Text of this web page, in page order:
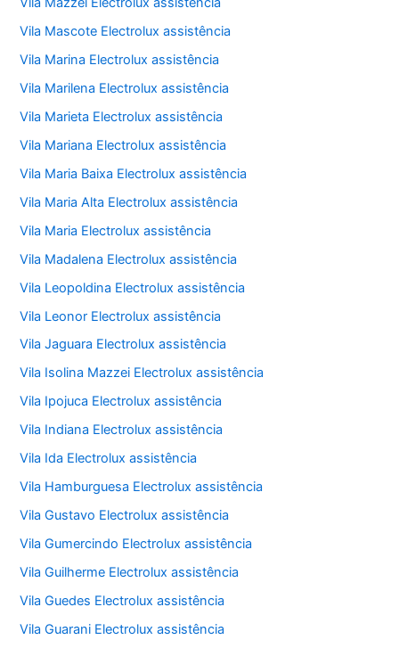
Vila Mascote Electrolux assistência
Vila Marina Electrolux assistência
Vila Marilena Electrolux assistência
Vila Marieta Electrolux assistência
Vila Mariana Electrolux assistência
Vila Maria Baixa Electrolux assistência
Vila Maria Alta Electrolux assistência
Vila Maria Electrolux assistência
Vila Madalena Electrolux assistência
Vila Leopoldina Electrolux assistência
Vila Leonor Electrolux assistência
Vila Jaguara Electrolux assistência
Vila Isolina Mazzei Electrolux assistência
Vila Ipojuca Electrolux assistência
Vila Indiana Electrolux assistência
Vila Ida Electrolux assistência
Vila Hamburguesa Electrolux assistência
Vila Gustavo Electrolux assistência
Vila Gumercindo Electrolux assistência
Vila Guilherme Electrolux assistência
Vila Guedes Electrolux assistência
Vila Guarani Electrolux assistência